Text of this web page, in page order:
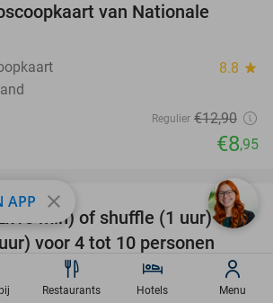
van Nationale
8.8 star
Regulier €12,90
€8,95
36%
min) of shuffle (1 uur) +
voor 4 tot 10 personen
10.0
APP close
Restaurants Hotels Menu